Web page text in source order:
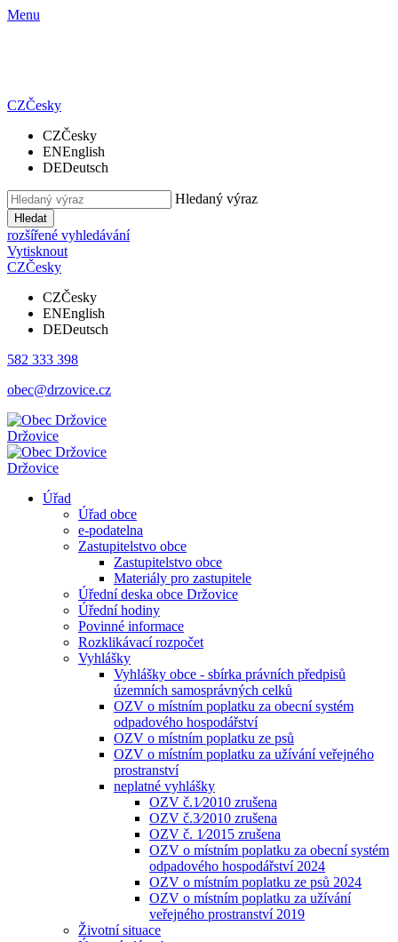
Menu
CZČesky
CZČesky
ENEnglish
DEDeutsch
Hledaný výraz
Hledat
rozšířené vyhledávání
Vytisknout
CZČesky
CZČesky
ENEnglish
DEDeutsch
582 333 398
obec@drzovice.cz
Držovice
Držovice
Úřad
Úřad obce
e-podatelna
Zastupitelstvo obce
Zastupitelstvo obce
Materiály pro zastupitele
Úřední deska obce Držovice
Úřední hodiny
Povinné informace
Rozklikávací rozpočet
Vyhlášky
Vyhlášky obce - sbírka právních předpisů
územních samosprávných celků
OZV o místním poplatku za obecní systém
odpadového hospodářství
OZV o místním poplatku ze psů
OZV o místním poplatku za užívání veřejného
prostranství
neplatné vyhlášky
OZV č.1⁄2010 zrušena
OZV č.3⁄2010 zrušena
OZV č. 1⁄2015 zrušena
OZV o místním poplatku za obecní systém
odpadového hospodářství 2024
OZV o místním poplatku ze psů 2024
OZV o místním poplatku za užívání
veřejného prostranství 2019
Životní situace